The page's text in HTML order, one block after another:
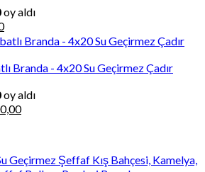
oy aldı
Şu
andaki
₺252,00.
Branda - 4x20 Su Geçirmez Çadır
oy aldı
Şu